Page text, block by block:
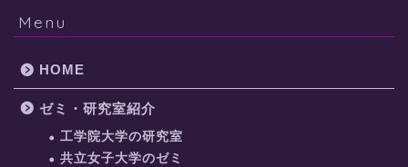
Menu
HOME
ゼミ・研究室紹介
工学院大学の研究室
共立女子大学のゼミ